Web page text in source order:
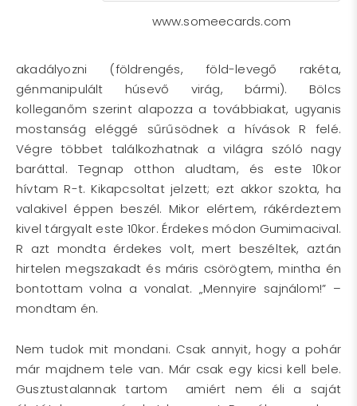
www.someecards.com
akadályozni (földrengés, föld-levegő rakéta,
génmanipulált húsevő virág, bármi). Bölcs
kolleganőm szerint alapozza a továbbiakat, ugyanis
mostanság eléggé sűrűsödnek a hívások R felé.
Végre többet találkozhatnak a világra szóló nagy
baráttal. Tegnap otthon aludtam, és este 10kor
hívtam R-t. Kikapcsoltat jelzett; ezt akkor szokta, ha
valakivel éppen beszél. Mikor elértem, rákérdeztem
kivel tárgyalt este 10kor. Érdekes módon Gumimacival.
R azt mondta érdekes volt, mert beszéltek, aztán
hirtelen megszakadt és máris csörögtem, mintha én
bontottam volna a vonalat. „Mennyire sajnálom!” –
mondtam én.
Nem tudok mit mondani. Csak annyit, hogy a pohár
már majdnem tele van. Már csak egy kicsi kell bele.
Gusztustalannak tartom amiért nem éli a saját